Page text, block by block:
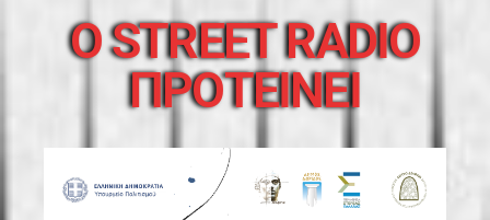
O STREET RADIO
ΠΡΟΤΕΙΝΕΙ